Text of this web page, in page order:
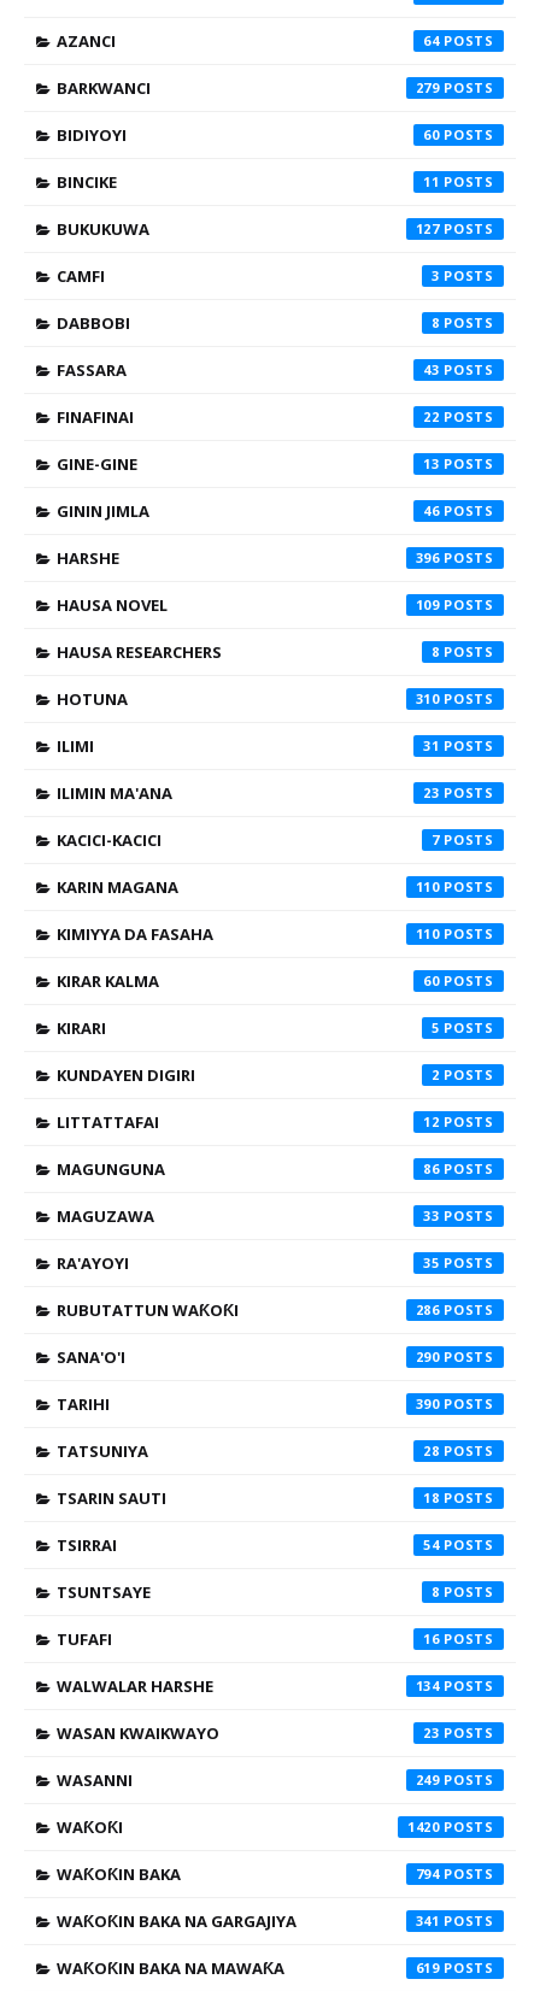
AZANCI 64
BARKWANCI 279
BIDIYOYI 60
BINCIKE 11
BUKUKUWA 127
CAMFI 3
DABBOBI 8
FASSARA 43
FINAFINAI 22
GINE-GINE 13
GININ JIMLA 46
HARSHE 396
HAUSA NOVEL 109
HAUSA RESEARCHERS 8
HOTUNA 310
ILIMI 31
ILIMIN MA'ANA 23
KACICI-KACICI 7
KARIN MAGANA 110
KIMIYYA DA FASAHA 110
KIRAR KALMA 60
KIRARI 5
KUNDAYEN DIGIRI 2
LITTATTAFAI 12
MAGUNGUNA 86
MAGUZAWA 33
RA'AYOYI 35
RUBUTATTUN WAƘOƘI 286
SANA'O'I 290
TARIHI 390
TATSUNIYA 28
TSARIN SAUTI 18
TSIRRAI 54
TSUNTSAYE 8
TUFAFI 16
WALWALAR HARSHE 134
WASAN KWAIKWAYO 23
WASANNI 249
WAƘOƘI 1420
WAƘOƘIN BAKA 794
WAƘOƘIN BAKA NA GARGAJIYA 341
WAƘOƘIN BAKA NA MAWAƘA 619